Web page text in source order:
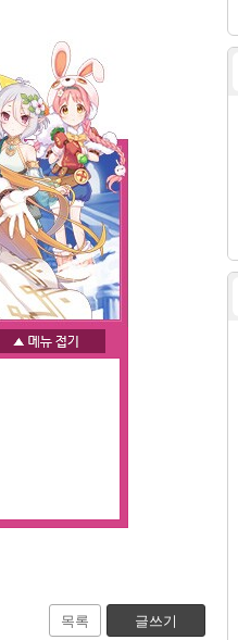
목록 글쓰기